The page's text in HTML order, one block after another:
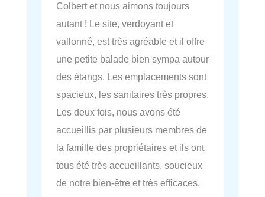
Colbert et nous aimons toujours
autant ! Le site, verdoyant et
vallonné, est très agréable et il offre
une petite balade bien sympa autour
des étangs. Les emplacements sont
spacieux, les sanitaires très propres.
Les deux fois, nous avons été
accueillis par plusieurs membres de
la famille des propriétaires et ils ont
tous été très accueillants, soucieux
de notre bien-être et très efficaces.